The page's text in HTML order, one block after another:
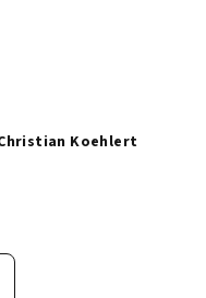
Koehlert